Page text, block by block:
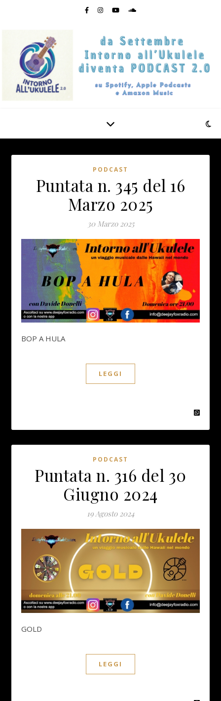
PODCAST
Puntata n. 345 del 16
Marzo 2025
30 Marzo 2025
BOP A HULA
LEGGI
PODCAST
Puntata n. 316 del 30
Giugno 2024
19 Agosto 2024
GOLD
LEGGI